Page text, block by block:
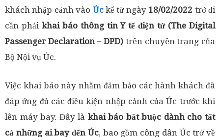
khách nhập cảnh vào Úckể từ ngày 18/02/2022 trở đi
cần phải khai báo thông tin Y tế điện tử (The Digital
Passenger Declaration – DPD) trên chuyên trang của
Bộ Nội vụ Úc.
Việc khai báo này nhằm đảm bảo các hành khách đã
đáp ứng đủ các điều kiện nhập cảnh của Úc trước khi
lên máy bay. Đây là khai báo bắt buộc dành cho tất
cả những ai bay đến Úc, bao gồm công dân Úc trở về